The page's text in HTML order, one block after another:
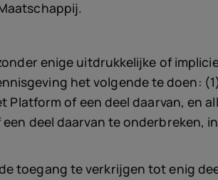
enige uitdrukkelijke of
het volgende te doen:
of een deel daarvan, en
deel daarvan te
toegang te verkrijgen tot enig